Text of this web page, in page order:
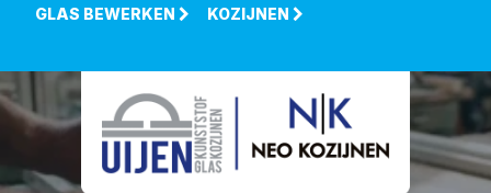
GLAS BEWERKEN
KOZIJNEN